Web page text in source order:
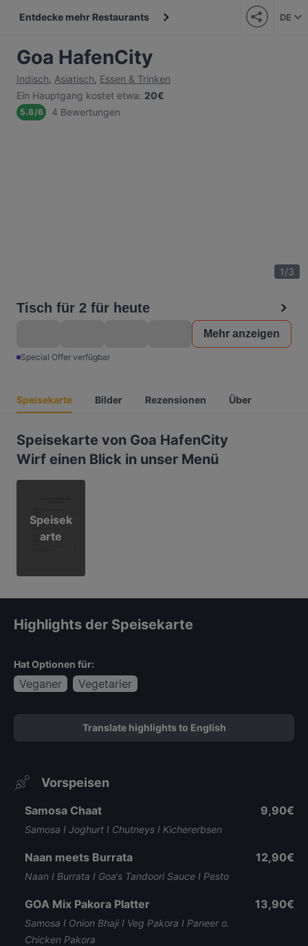
Entdecke mehr Restaurants DE
Goa HafenCity
Indisch, Asiatisch, Essen & Trinken
Ein Hauptgang kostet etwa: 20€
5.8/6 4 Bewertungen
1/3
Tisch für 2 für heute
Mehr anzeigen
Special Offer verfügbar
Speisekarte Bilder Rezensionen Über
Speisekarte von Goa HafenCity
Wirf einen Blick in unser Menü
Speisek
arte
Highlights der Speisekarte
Hat Optionen für:
Veganer Vegetarier
Translate highlights to English
Vorspeisen
Samosa Chaat
Samosa I Joghurt I Chutneys I Kichererbsen
9,90€
Naan meets Burrata
Naan I Burrata I Goa‘s Tandoori Sauce I Pesto
12,90€
GOA Mix Pakora Platter
Samosa I Onion Bhaji I Veg Pakora I Paneer o.
Chicken Pakora
13,90€